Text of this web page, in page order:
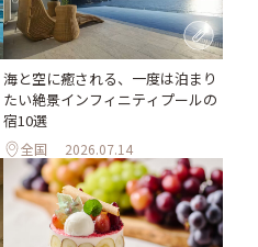
海と空に癒される、一度は泊まり
たい絶景インフィニティプールの
宿10選
全国 2026.07.14